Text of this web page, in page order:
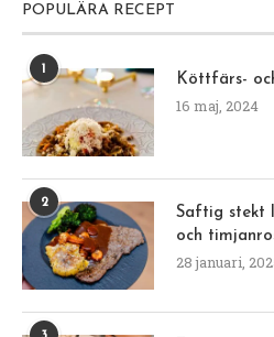
POPULÄRA RECEPT
1
Köttfärs-
16 maj, 2024
2
Saftig stekt
och
28 januari,